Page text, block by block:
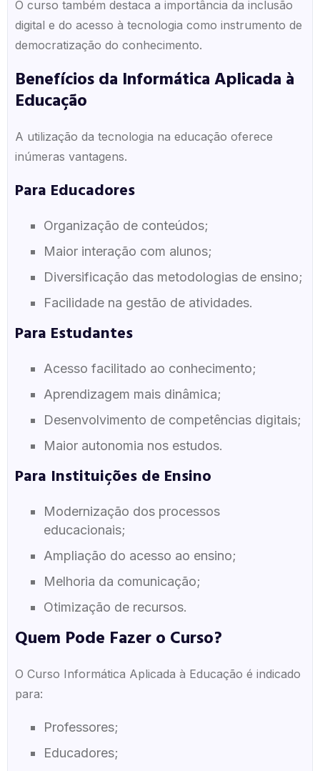
O curso também destaca a importância da inclusão
digital e do acesso à tecnologia como instrumento de
democratização do conhecimento.
Benefícios da Informática Aplicada à
Educação
A utilização da tecnologia na educação oferece
inúmeras vantagens.
Para Educadores
Organização de conteúdos;
Maior interação com alunos;
Diversificação das metodologias de ensino;
Facilidade na gestão de atividades.
Para Estudantes
Acesso facilitado ao conhecimento;
Aprendizagem mais dinâmica;
Desenvolvimento de competências digitais;
Maior autonomia nos estudos.
Para Instituições de Ensino
Modernização dos processos
educacionais;
Ampliação do acesso ao ensino;
Melhoria da comunicação;
Otimização de recursos.
Quem Pode Fazer o Curso?
O Curso Informática Aplicada à Educação é indicado
para:
Professores;
Educadores;